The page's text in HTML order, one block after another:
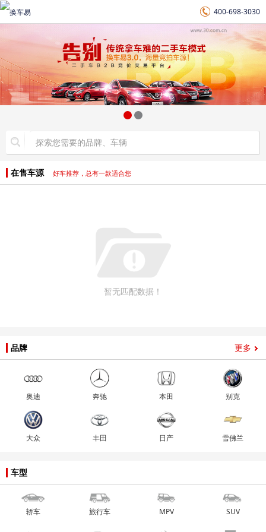
400-698-3030
在售车源 好车推荐，总有一款适合您
暂无匹配数据！
品牌 更多
奥迪 奔驰 本田 别克
大众 丰田 日产 雪佛兰
车型
轿车 旅行车 MPV SUV